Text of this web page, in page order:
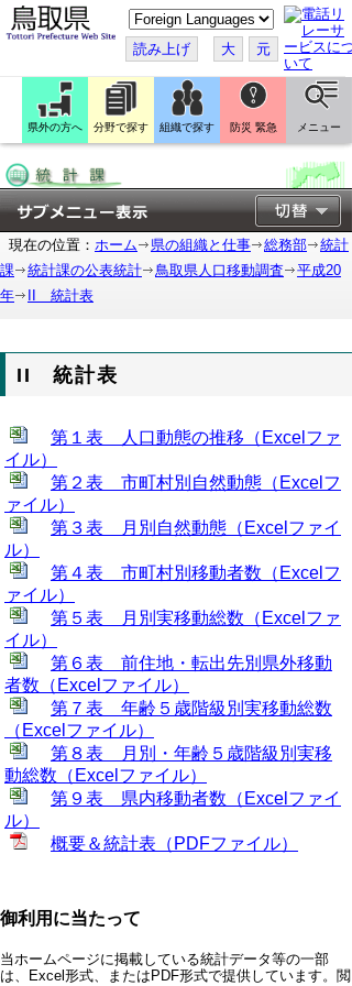
こ
の
ペ
ー
ジ
翻
訳
す
読み上げ 大 元
県外の方へ 分野で探す 組織で探す 防災 緊急 メニュー
現在の位置： ホーム 県の組織と仕事 総務部
統計
課
統計課の公表統計 鳥取県人口移動調査
平成20
年
II 統計表
II 統計表
第１表 人口動態の推移（Excelファ
イル）
第２表 市町村別自然動態（Excelフ
ァイル）
第３表 月別自然動態（Excelファイ
ル）
第４表 市町村別移動者数（Excelフ
ァイル）
第５表 月別実移動総数（Excelファ
イル）
第６表 前住地・転出先別県外移動
者数（Excelファイル）
第７表 年齢５歳階級別実移動総数
（Excelファイル）
第８表 月別・年齢５歳階級別実移
動総数（Excelファイル）
第９表 県内移動者数（Excelファイ
ル）
概要＆統計表（PDFファイル）
御利用に当たって
当ホームページに掲載している統計データ等の一部
は、Excel形式、またはPDF形式で提供しています。閲